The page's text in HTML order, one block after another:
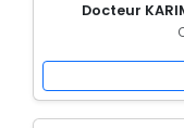
Docteur